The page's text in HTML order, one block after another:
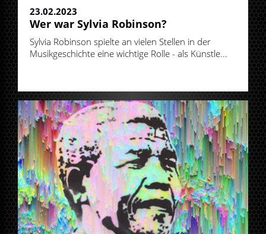
23.02.2023
Wer war Sylvia Robinson?
Sylvia Robinson spielte an vielen Stellen in der
Musikgeschichte eine wichtige Rolle - als Künstle...